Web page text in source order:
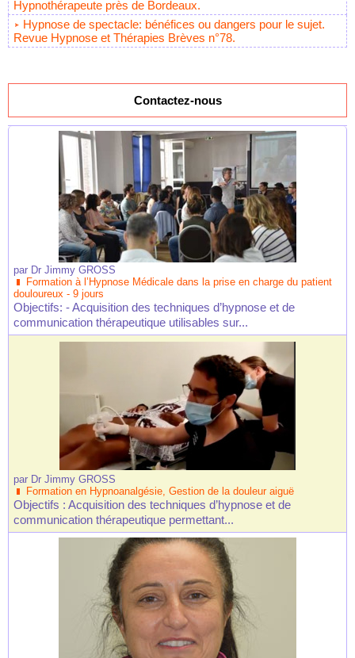
Hypnothérapeute près de Bordeaux.
Hypnose de spectacle: bénéfices ou dangers pour le sujet.
Revue Hypnose et Thérapies Brèves n°78.
Contactez-nous
par Dr Jimmy GROSS
Formation à l’Hypnose Médicale dans la prise en charge du patient
douloureux - 9 jours
Objectifs: - Acquisition des techniques d’hypnose et de
communication thérapeutique utilisables sur...
par Dr Jimmy GROSS
Formation en Hypnoanalgésie, Gestion de la douleur aiguë
Objectifs : Acquisition des techniques d’hypnose et de
communication thérapeutique permettant...